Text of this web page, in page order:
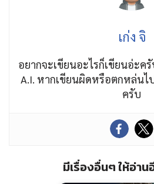
เก่ง จิ
อยากจะเขียนอะไรก็เขียนอ่ะค
A.I. หากเขียนผิดหรือตกหล่น
ครับ
มีเรื่องอื่นๆ ให้อ่าน